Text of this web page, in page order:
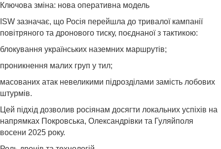
Ключова зміна: нова оперативна модель
ISW зазначає, що Росія перейшла до тривалої кампанії
повітряного та дронового тиску, поєднаної з тактикою:
блокування українських наземних маршрутів;
проникнення малих груп у тил;
масованих атак невеликими підрозділами замість лобових
штурмів.
Цей підхід дозволив росіянам досягти локальних успіхів на
напрямках Покровська, Олександрівки та Гуляйполя
восени 2025 року.